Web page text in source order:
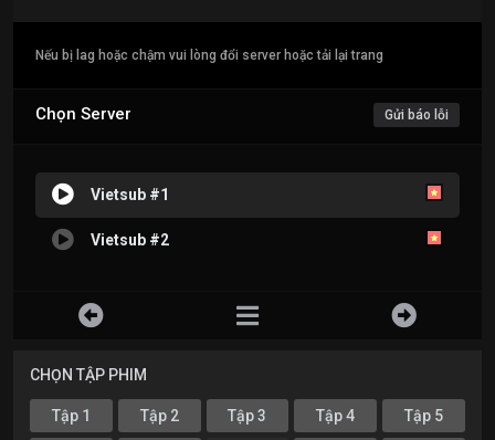
Nếu bị lag hoặc chậm vui lòng đổi server hoặc tải lại trang
Chọn Server Gửi báo lỗi
Vietsub #1
Vietsub #2
CHỌN TẬP PHIM
Tập 1 Tập 2 Tập 3 Tập 4 Tập 5